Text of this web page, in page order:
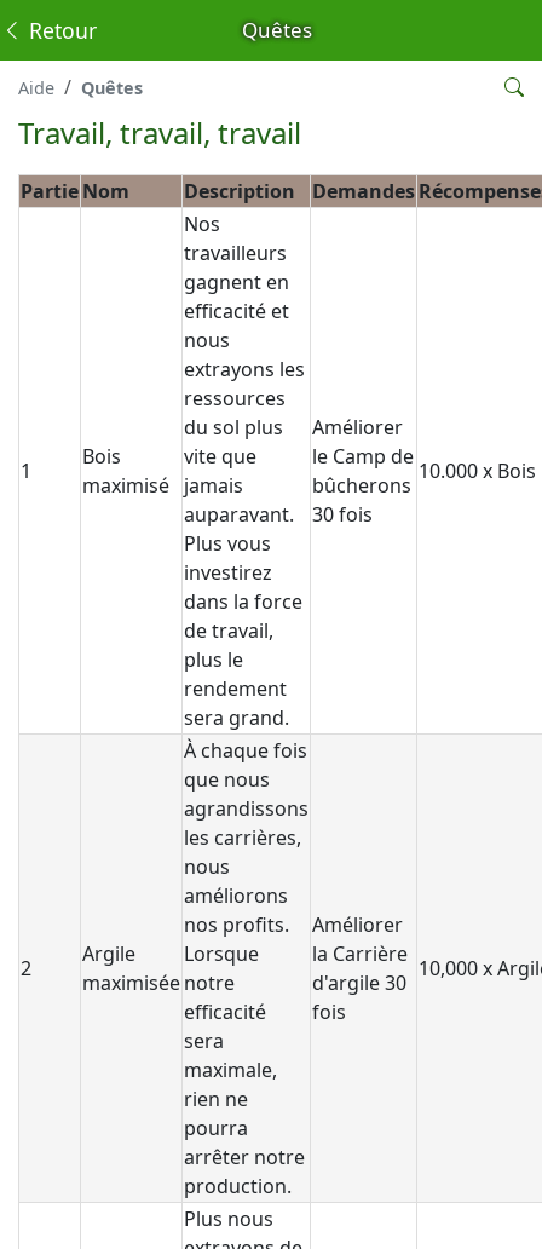
Quêtes
Retour
Aide Quêtes
Travail, travail, travail
PartieNom Description Demandes
1
Bois
maximisé
Nos
travailleurs
gagnent en
efficacité et
nous
extrayons les
ressources
du sol plus
vite que
jamais
auparavant.
Plus vous
investirez
dans la force
de travail,
plus le
rendement
sera grand.
Améliorer
le Camp de
bûcherons
30 fois
10.000 x Bois
2
Argile
maximisée
À chaque fois
que nous
agrandissons
les carrières,
nous
améliorons
nos profits.
Lorsque
notre
efficacité
sera
maximale,
rien ne
pourra
arrêter notre
production.
Améliorer
la Carrière
d'argile 30
fois
10,000 x
Plus nous